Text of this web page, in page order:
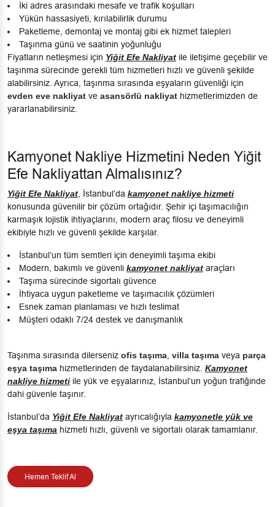
İki adres arasındaki mesafe ve trafik koşulları
Yükün hassasiyeti, kırılabilirlik durumu
Paketleme, demontaj ve montaj gibi ek hizmet talepleri
Taşınma günü ve saatinin yoğunluğu
Fiyatların netleşmesi için Yiğit Efe Nakliyat ile iletişime geçebilir ve
taşınma sürecinde gerekli tüm hizmetleri hızlı ve güvenli şekilde
alabilirsiniz. Ayrıca, taşınma sırasında eşyaların güvenliği için
evden eve nakliyat ve asansörlü nakliyat hizmetlerimizden de
yararlanabilirsiniz.
Kamyonet Nakliye Hizmetini Neden Yiğit
Efe Nakliyattan Almalısınız?
Yiğit Efe Nakliyat, İstanbul’da kamyonet nakliye hizmeti
konusunda güvenilir bir çözüm ortağıdır. Şehir içi taşımacılığın
karmaşık lojistik ihtiyaçlarını, modern araç filosu ve deneyimli
ekibiyle hızlı ve güvenli şekilde karşılar.
İstanbul’un tüm semtleri için deneyimli taşıma ekibi
Modern, bakımlı ve güvenli kamyonet nakliyat araçları
Taşıma sürecinde sigortalı güvence
İhtiyaca uygun paketleme ve taşımacılık çözümleri
Esnek zaman planlaması ve hızlı teslimat
Müşteri odaklı 7/24 destek ve danışmanlık
Taşınma sırasında dilerseniz ofis taşıma, villa taşıma veya parça
eşya taşıma hizmetlerinden de faydalanabilirsiniz. Kamyonet
nakliye hizmeti ile yük ve eşyalarınız, İstanbul’un yoğun trafiğinde
dahi güvenle taşınır.
İstanbul’da Yiğit Efe Nakliyat ayrıcalığıyla kamyonetle yük ve
eşya taşıma hizmeti hızlı, güvenli ve sigortalı olarak tamamlanır.
Hemen Teklif Al